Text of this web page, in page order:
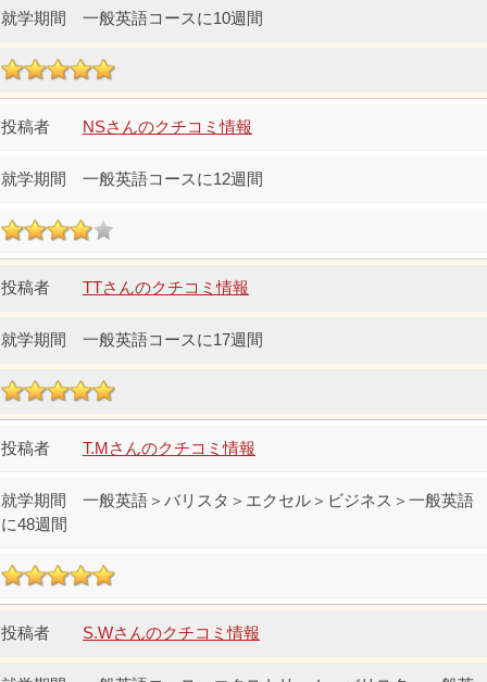
一般英語コースに10週間
NSさんのクチコミ情報
一般英語コースに12週間
TTさんのクチコミ情報
一般英語コースに17週間
T.Mさんのクチコミ情報
一般英語＞バリスタ＞エクセル＞ビジネス＞一般英語
に48週間
S.Wさんのクチコミ情報